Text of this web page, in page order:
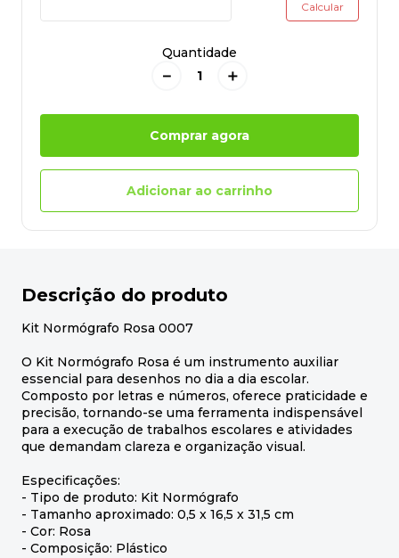
Quantidade
＋
－
Comprar agora
Adicionar ao carrinho
Descrição do produto
Kit Normógrafo Rosa 0007
O Kit Normógrafo Rosa é um instrumento auxiliar
essencial para desenhos no dia a dia escolar.
Composto por letras e números, oferece praticidade e
precisão, tornando-se uma ferramenta indispensável
para a execução de trabalhos escolares e atividades
que demandam clareza e organização visual.
Especificações:
- Tipo de produto: Kit Normógrafo
- Tamanho aproximado: 0,5 x 16,5 x 31,5 cm
- Cor: Rosa
- Composição: Plástico